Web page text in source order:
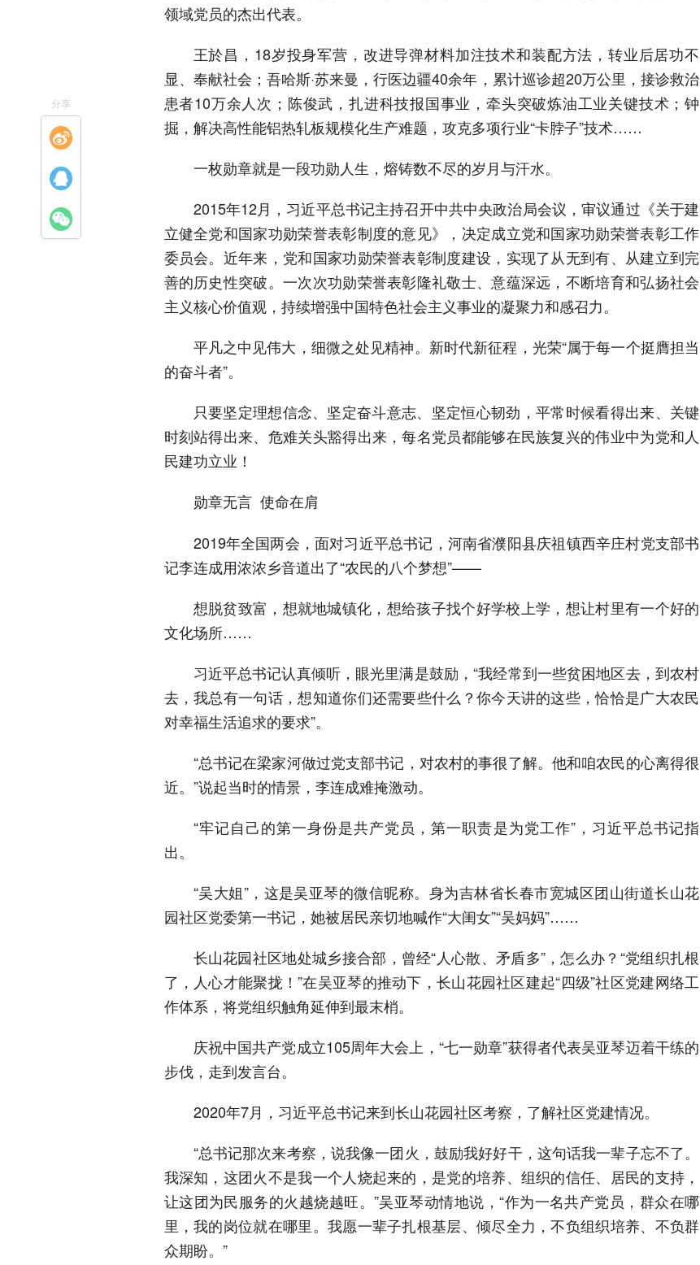
领域党员的杰出代表。
王於昌，18岁投身军营，改进导弹材料加注技术和装配方法，转业后居功不
显、奉献社会；吾哈斯·苏来曼，行医边疆40余年，累计巡诊超20万公里，接诊救治
患者10万余人次；陈俊武，扎进科技报国事业，牵头突破炼油工业关键技术；钟
掘，解决高性能铝热轧板规模化生产难题，攻克多项行业“卡脖子”技术……
一枚勋章就是一段功勋人生，熔铸数不尽的岁月与汗水。
2015年12月，习近平总书记主持召开中共中央政治局会议，审议通过《关于建
立健全党和国家功勋荣誉表彰制度的意见》，决定成立党和国家功勋荣誉表彰工作
委员会。近年来，党和国家功勋荣誉表彰制度建设，实现了从无到有、从建立到完
善的历史性突破。一次次功勋荣誉表彰隆礼敬士、意蕴深远，不断培育和弘扬社会
主义核心价值观，持续增强中国特色社会主义事业的凝聚力和感召力。
平凡之中见伟大，细微之处见精神。新时代新征程，光荣“属于每一个挺膺担当
的奋斗者”。
只要坚定理想信念、坚定奋斗意志、坚定恒心韧劲，平常时候看得出来、关键
时刻站得出来、危难关头豁得出来，每名党员都能够在民族复兴的伟业中为党和人
民建功立业！
勋章无言 使命在肩
2019年全国两会，面对习近平总书记，河南省濮阳县庆祖镇西辛庄村党支部书
记李连成用浓浓乡音道出了“农民的八个梦想”——
想脱贫致富，想就地城镇化，想给孩子找个好学校上学，想让村里有一个好的
文化场所……
习近平总书记认真倾听，眼光里满是鼓励，“我经常到一些贫困地区去，到农村
去，我总有一句话，想知道你们还需要些什么？你今天讲的这些，恰恰是广大农民
对幸福生活追求的要求”。
“总书记在梁家河做过党支部书记，对农村的事很了解。他和咱农民的心离得很
近。”说起当时的情景，李连成难掩激动。
“牢记自己的第一身份是共产党员，第一职责是为党工作”，习近平总书记指
出。
“吴大姐”，这是吴亚琴的微信昵称。身为吉林省长春市宽城区团山街道长山花
园社区党委第一书记，她被居民亲切地喊作“大闺女”“吴妈妈”……
长山花园社区地处城乡接合部，曾经“人心散、矛盾多”，怎么办？“党组织扎根
了，人心才能聚拢！”在吴亚琴的推动下，长山花园社区建起“四级”社区党建网络工
作体系，将党组织触角延伸到最末梢。
庆祝中国共产党成立105周年大会上，“七一勋章”获得者代表吴亚琴迈着干练的
步伐，走到发言台。
2020年7月，习近平总书记来到长山花园社区考察，了解社区党建情况。
“总书记那次来考察，说我像一团火，鼓励我好好干，这句话我一辈子忘不了。
我深知，这团火不是我一个人烧起来的，是党的培养、组织的信任、居民的支持，
让这团为民服务的火越烧越旺。”吴亚琴动情地说，“作为一名共产党员，群众在哪
里，我的岗位就在哪里。我愿一辈子扎根基层、倾尽全力，不负组织培养、不负群
众期盼。”
分享